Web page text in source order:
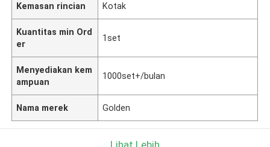
Kemasan rincian Kotak
Kuantitas min Ord
er
1set
Menyediakan kem
ampuan
1000set+/bulan
Nama merek Golden
Lihat Lebih